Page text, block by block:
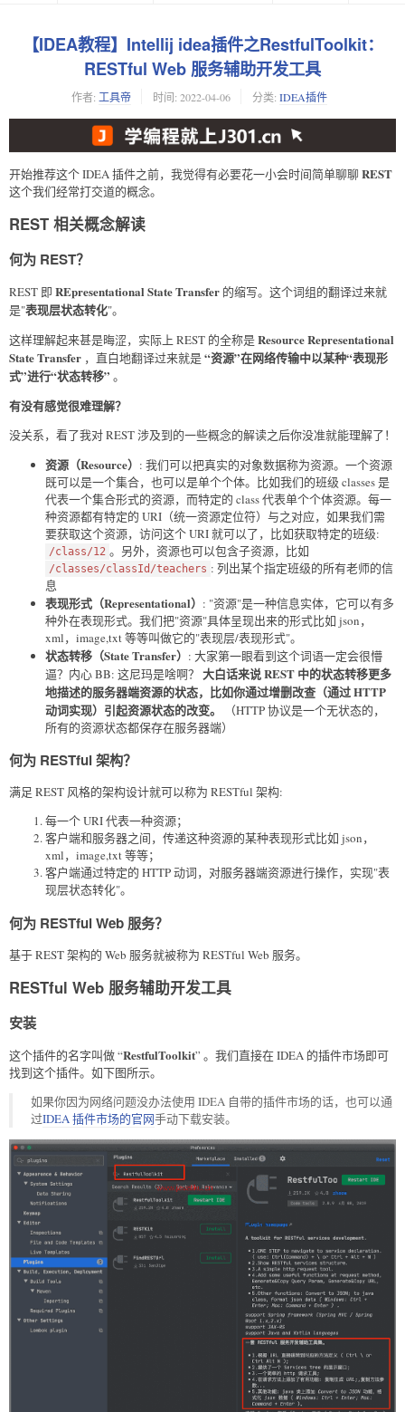
【IDEA教程】Intellij idea插件之RestfulToolkit：
RESTful Web 服务辅助开发工具
作者: 工具帝 时间: 2022-04-06 分类: IDEA插件
开始推荐这个 IDEA 插件之前，我觉得有必要花一小会时间简单聊聊 REST
这个我们经常打交道的概念。
REST 相关概念解读
何为 REST？
REST 即 REpresentational State Transfer 的缩写。这个词组的翻译过来就
是"表现层状态转化"。
这样理解起来甚是晦涩，实际上 REST 的全称是Resource Representational
State Transfer ，直白地翻译过来就是“资源”在网络传输中以某种“表现形
式”进行“状态转移” 。
有没有感觉很难理解？
没关系，看了我对 REST 涉及到的一些概念的解读之后你没准就能理解了！
资源（Resource） : 我们可以把真实的对象数据称为资源。一个资源
既可以是一个集合，也可以是单个个体。比如我们的班级 classes 是
代表一个集合形式的资源，而特定的 class 代表单个个体资源。每一
种资源都有特定的 URI（统一资源定位符）与之对应，如果我们需
要获取这个资源，访问这个 URI 就可以了，比如获取特定的班级:
/class/12 。另外，资源也可以包含子资源，比如
/classes/classId/teachers : 列出某个指定班级的所有老师的信
息
表现形式（Representational） : "资源"是一种信息实体，它可以有多
种外在表现形式。我们把"资源"具体呈现出来的形式比如 json，
xml，image,txt 等等叫做它的"表现层/表现形式"。
状态转移（State Transfer） : 大家第一眼看到这个词语一定会很懵
逼？内心 BB: 这尼玛是啥啊？ 大白话来说 REST 中的状态转移更多
地描述的服务器端资源的状态，比如你通过增删改查（通过 HTTP
动词实现）引起资源状态的改变。
（HTTP 协议是一个无状态的，
所有的资源状态都保存在服务器端）
何为 RESTful 架构？
满足 REST 风格的架构设计就可以称为 RESTful 架构:
每一个 URI 代表一种资源；
客户端和服务器之间，传递这种资源的某种表现形式比如 json，
xml，image,txt 等等；
客户端通过特定的 HTTP 动词，对服务器端资源进行操作，实现"表
现层状态转化"。
何为 RESTful Web 服务？
基于 REST 架构的 Web 服务就被称为 RESTful Web 服务。
RESTful Web 服务辅助开发工具
安装
这个插件的名字叫做 “RestfulToolkit” 。我们直接在 IDEA 的插件市场即可
找到这个插件。如下图所示。
如果你因为网络问题没办法使用 IDEA 自带的插件市场的话，也可以通
过IDEA 插件市场的官网手动下载安装。